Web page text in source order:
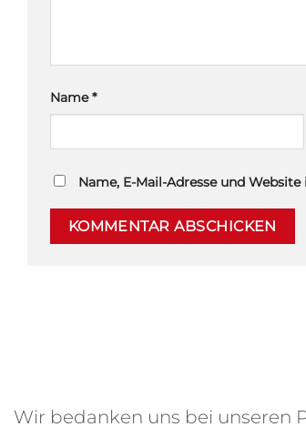
Name*
Name, E-Mail-Adresse und
Wir bedanken uns bei unseren